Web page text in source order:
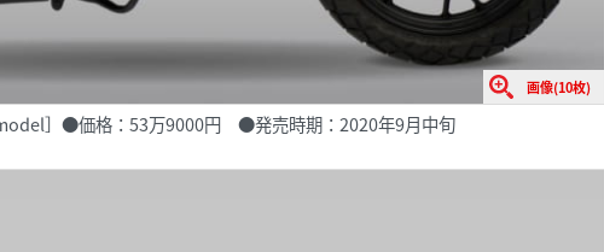
画像(10枚)
model］●価格：53万9000円 ●発売時期：2020年9月中旬